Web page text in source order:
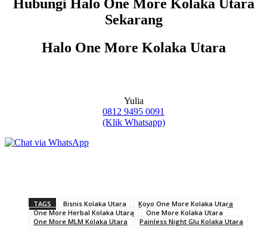
Hubungi Halo One More Kolaka Utara
Sekarang
Halo One More Kolaka Utara
Yulia
0812 9495 0091
(Klik Whatsapp)
TAGS Bisnis Kolaka Utara
Koyo One More Kolaka Utara
One More Herbal Kolaka Utara
One More Kolaka Utara
One More MLM Kolaka Utara
Painless Night Glu Kolaka Utara